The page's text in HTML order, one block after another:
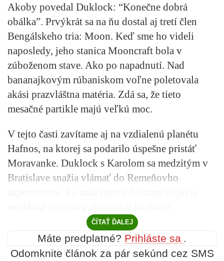
Akoby povedal Duklock: “Konečne dobrá
obálka”. Prvýkrát sa na ňu dostal aj tretí člen
Bengálskeho tria: Moon. Keď sme ho videli
naposledy, jeho stanica Mooncraft bola v
zúboženom stave. Ako po napadnutí. Nad
bananajkovým rúbaniskom voľne poletovala
akási prazvláštna matéria. Zdá sa, že tieto
mesačné partikle majú veľkú moc.
V tejto časti zavítame aj na vzdialenú planétu
Hafnos, na ktorej sa podarilo úspešne pristáť
Moravanke. Duklock s Karolom sa medzitým v
Bratislave snažia vlámať do Remeňovho
ČÍTAŤ ĎALEJ
Máte predplatné? Prihláste sa .
Odomknite článok za pár sekúnd cez SMS